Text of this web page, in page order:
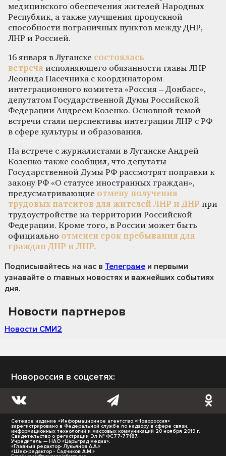
медицинского обеспечения жителей Народных
Республик, а также улучшения пропускной
способности пограничных пунктов между ДНР,
ЛНР и Россией.
16 января в Луганске состоялась
встреча исполняющего обязанности главы ЛНР
Леонида Пасечника с координатором
интеграционного комитета «Россия – Донбасс»,
депутатом Государственной Думы Российской
Федерации Андреем Козенко. Основной темой
встречи стали перспективы интеграции ЛНР с РФ
в сфере культуры и образования.
На встрече с журналистами в Луганске Андрей
Козенко также сообщил, что депутаты
Государственной Думы РФ рассмотрят поправки к
закону РФ «О статусе иностранных граждан»,
предусматривающие отмену получения
трудовых патентов для жителей ЛНР и ДНР при
трудоустройстве на территории Российской
Федерации. Кроме того, в России может быть
официально отменен срок пребывания для
граждан ДНР и ЛНР.
Подписывайтесь на нас в Телеграме и первыми
узнавайте о главных новостях и важнейших событиях
дня.
Новости партнеров
Новости СМИ2
Новороссия в соцсетях:
Сетевое издание «Информационное агентство «Новороссия»
зарегистрировано в Федеральной службе по надзору в сфере связи,
информационных технологий и массовых коммуникаций 20 ноября 2019 г.
Свидетельство о регистрации Эл № ФС77-77187.
Учредитель — НАО «Царьград медиа».
«Главный редактор- Лукьянов А.А.»
«Шеф-редактор - Садчиков А.М.»